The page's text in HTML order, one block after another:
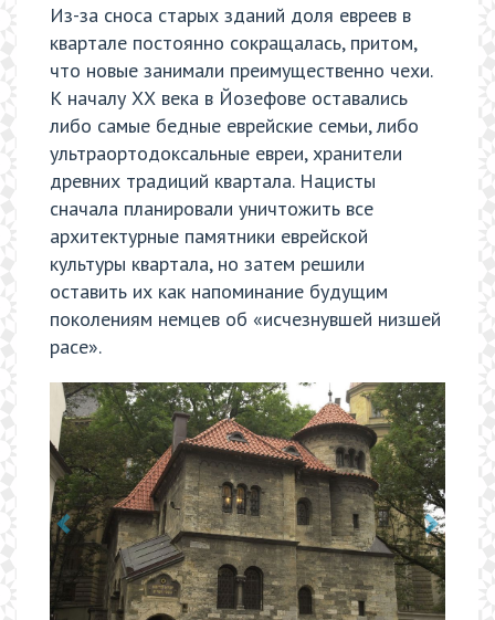
Из-за сноса старых зданий доля евреев в
квартале постоянно сокращалась, притом,
что новые занимали преимущественно чехи.
К началу ХХ века в Йозефове оставались
либо самые бедные еврейские семьи, либо
ультраортодоксальные евреи, хранители
древних традиций квартала. Нацисты
сначала планировали уничтожить все
архитектурные памятники еврейской
культуры квартала, но затем решили
оставить их как напоминание будущим
поколениям немцев об «исчезнувшей низшей
расе».